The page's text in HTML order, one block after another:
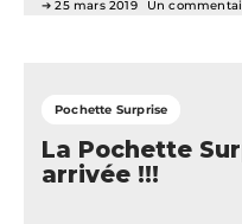
25 mars 2019 Un
Pochette Surprise
La Pochette
arrivée !!!